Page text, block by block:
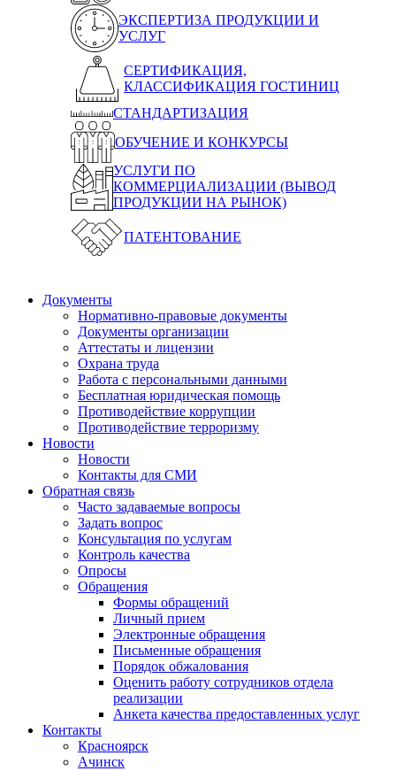
ЭКСПЕРТИЗА ПРОДУКЦИИ И
УСЛУГ
СЕРТИФИКАЦИЯ,
КЛАССИФИКАЦИЯ ГОСТИНИЦ
СТАНДАРТИЗАЦИЯ
ОБУЧЕНИЕ И КОНКУРСЫ
УСЛУГИ ПО
КОММЕРЦИАЛИЗАЦИИ (ВЫВОД
ПРОДУКЦИИ НА РЫНОК)
ПАТЕНТОВАНИЕ
Документы
Нормативно-правовые документы
Документы организации
Аттестаты и лицензии
Охрана труда
Работа с персональными данными
Бесплатная юридическая помощь
Противодействие коррупции
Противодействие терроризму
Новости
Новости
Контакты для СМИ
Обратная связь
Часто задаваемые вопросы
Задать вопрос
Консультация по услугам
Контроль качества
Опросы
Обращения
Формы обращений
Личный прием
Электронные обращения
Письменные обращения
Порядок обжалования
Оценить работу сотрудников отдела
реализации
Анкета качества предоставленных услуг
Контакты
Красноярск
Ачинск